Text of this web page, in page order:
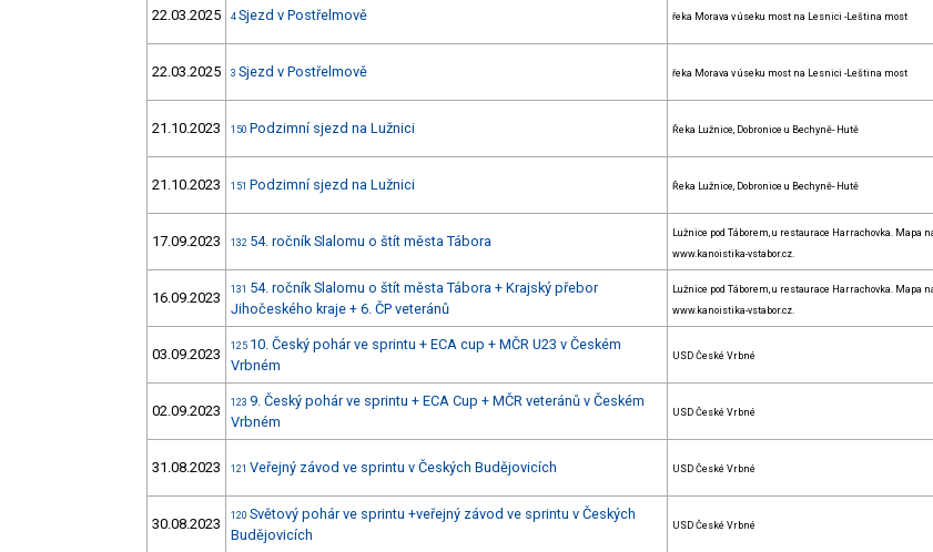
22.03.2025 4 Sjezd v Postřelmově řeka Morava v úseku most na Lesnici -Leština most
22.03.2025 3 Sjezd v Postřelmově řeka Morava v úseku most na Lesnici -Leština most
21.10.2023 150 Podzimní sjezd na Lužnici Řeka Lužnice, Dobronice u Bechyně- Hutě
21.10.2023 151 Podzimní sjezd na Lužnici Řeka Lužnice, Dobronice u Bechyně- Hutě
17.09.2023 132 54. ročník Slalomu o štít města Tábora
Lužnice pod Táborem, u restaurace Harrachovka. Mapa
www.kanoistika-vstabor.cz.
16.09.2023 131 54. ročník Slalomu o štít města Tábora + Krajský přebor
Jihočeského kraje + 6. ČP veteránů
Lužnice pod Táborem, u restaurace Harrachovka. Mapa
www.kanoistika-vstabor.cz.
03.09.2023 125 10. Český pohár ve sprintu + ECA cup + MČR U23 v Českém
Vrbném
USD České Vrbné
02.09.2023 123 9. Český pohár ve sprintu + ECA Cup + MČR veteránů v Českém
Vrbném
USD České Vrbné
31.08.2023 121 Veřejný závod ve sprintu v Českých Budějovicích USD České Vrbné
30.08.2023 120 Světový pohár ve sprintu +veřejný závod ve sprintu v Českých
Budějovicích
USD České Vrbné